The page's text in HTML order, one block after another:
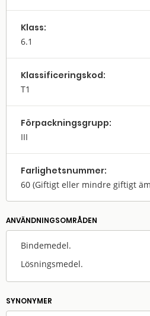
Klass:
6.1
Klassifi­cerings­kod:
T1
Förpack­nings­grupp:
III
Farlighets­nummer:
60 (Giftigt eller mindre giftigt
ANVÄNDNINGS­OMRÅDEN
Bindemedel.
Lösningsmedel.
SYNONYMER